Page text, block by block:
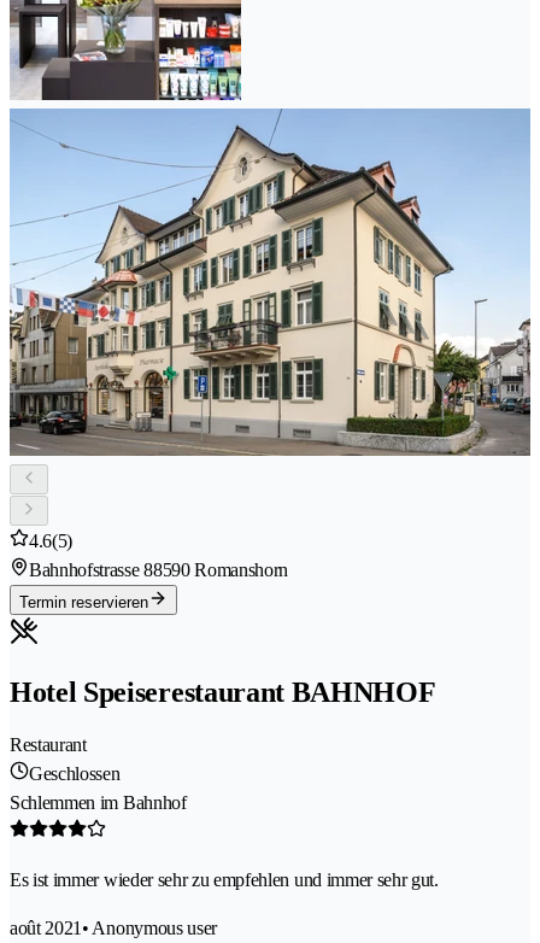
4.6(5)
Bahnhofstrasse 88590 Romanshorn
Termin reservieren
Hotel Speiserestaurant BAHNHOF
Restaurant
Geschlossen
Schlemmen im Bahnhof
Es ist immer wieder sehr zu empfehlen und immer sehr gut.
août 2021 • Anonymous user